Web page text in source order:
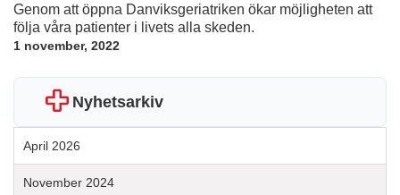
Genom att öppna Danviksgeriatriken ökar möjligheten att
följa våra patienter i livets alla skeden.
1 november, 2022
Nyhetsarkiv
April 2026
November 2024